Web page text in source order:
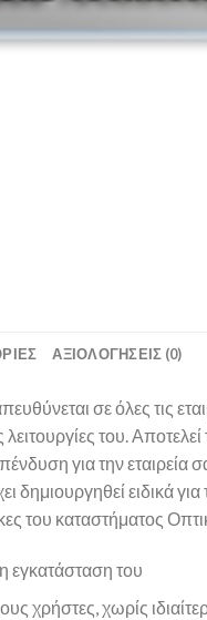
ΑΞΙΟΛΟΓΉΣΕΙΣ (0)
σε όλες τις
του.
για την εταιρεία
δημιουργηθεί ειδικά
του καταστήματος
εγκατάσταση του
χρήστες, χωρίς